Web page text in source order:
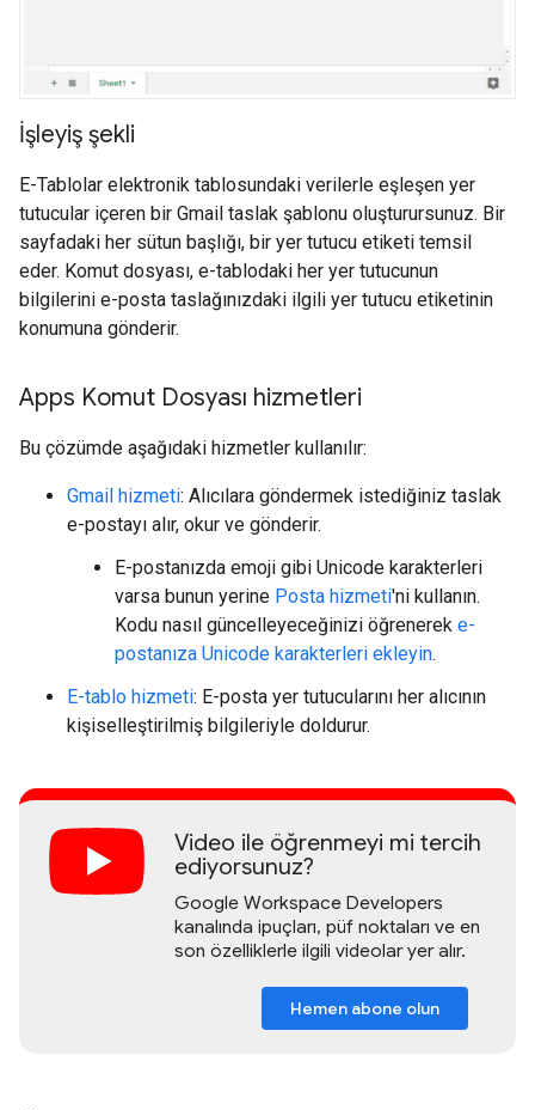
İşleyiş şekli
E-Tablolar elektronik tablosundaki verilerle eşleşen yer
tutucular içeren bir Gmail taslak şablonu oluşturursunuz. Bir
sayfadaki her sütun başlığı, bir yer tutucu etiketi temsil
eder. Komut dosyası, e-tablodaki her yer tutucunun
bilgilerini e-posta taslağınızdaki ilgili yer tutucu etiketinin
konumuna gönderir.
Apps Komut Dosyası hizmetleri
Bu çözümde aşağıdaki hizmetler kullanılır:
Gmail hizmeti: Alıcılara göndermek istediğiniz taslak
e-postayı alır, okur ve gönderir.
E-postanızda emoji gibi Unicode karakterleri
varsa bunun yerine Posta hizmeti'ni kullanın.
Kodu nasıl güncelleyeceğinizi öğrenerek e-
postanıza Unicode karakterleri ekleyin.
E-tablo hizmeti: E-posta yer tutucularını her alıcının
kişiselleştirilmiş bilgileriyle doldurur.
Video ile öğrenmeyi mi tercih
ediyorsunuz?
Google Workspace Developers
kanalında ipuçları, püf noktaları ve en
son özelliklerle ilgili videolar yer alır.
Hemen abone olun